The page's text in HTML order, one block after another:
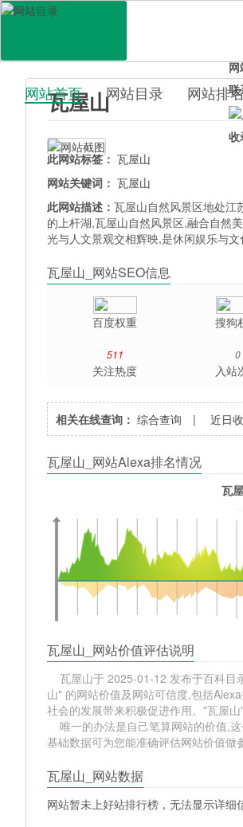
百科目录
网站首页 网站目录 网站排
瓦屋山
网
联
收
此网站标签： 瓦屋山
网站关键词： 瓦屋山
此网站描述：瓦屋山自然风景区地处江
的上杆湖,瓦屋山自然风景区,融合自然
光与人文景观交相辉映,是休闲娱乐与文
瓦屋山_网站SEO信息
百度权重 搜狗
511
关注热度
0
入站
相关在线查询： 综合查询 |近日
瓦屋山_网站Alexa排名情况
瓦
瓦屋山_网站价值评估说明
瓦屋山于 2025-01-12 发布于百科目
山" 的网站价值及网站可信度,包括
社会的发展带来积极促进作用。"瓦屋
唯一的办法是自己笔算网站的价值,
基础数据可为您能准确评估网站价值做
瓦屋山_网站数据
网站暂未上好站排行榜，无法显示详细